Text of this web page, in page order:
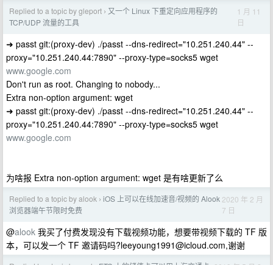
Replied to a topic by gleport › 又一个 Linux 下重定向应用程序的
TCP/UDP 流量的工具
1 月 11
日
➜ passt git:(proxy-dev) ./passt --dns-redirect="10.251.240.44" --
proxy="10.251.240.44:7890" --proxy-type=socks5 wget
www.google.com
Don't run as root. Changing to nobody...
Extra non-option argument: wget
➜ passt git:(proxy-dev) ./passt --dns-redirect="10.251.240.44" --
proxy="10.251.240.44:7890" --proxy-type=socks5 wget
www.google.com
为啥报 Extra non-option argument: wget 是有啥更新了么
Replied to a topic by alook › iOS 上可以在线加速音/视频的 Alook
浏览器端午节限时免费
2020 年 2 月
7 日
@alook 我买了付费发现没有下载视频功能，想要带视频下载的 TF 版
本，可以发一个 TF 邀请码吗?leeyoung1991@icloud.com,谢谢